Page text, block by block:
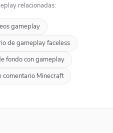
relacionadas:
gameplay
de gameplay faceless
fondo con gameplay
Minecraft